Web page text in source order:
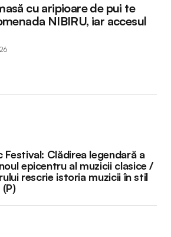
cu aripioare de pui te
NIBIRU, iar accesul
Festival: Clădirea legendară a
epicentru al muzicii clasice /
rescrie istoria muzicii în stil